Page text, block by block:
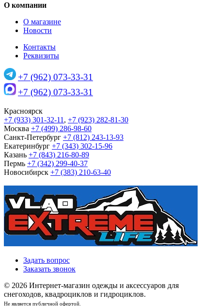
О компании
О магазине
Новости
Контакты
Реквизиты
+7 (962) 073-33-31
+7 (962) 073-33-31
Красноярск
+7 (933) 301-32-11 , +7 (923) 282-81-30
Москва +7 (499) 286-98-60
Санкт-Петербург +7 (812) 243-13-93
Екатеринбург +7 (343) 302-15-96
Казань +7 (843) 216-80-89
Пермь +7 (342) 299-40-37
Новосибирск +7 (383) 210-63-40
Задать вопрос
Заказать звонок
© 2026 Интернет-магазин одежды и аксессуаров для
снегоходов, квадроциклов и гидроциклов.
Не является публичной офертой.